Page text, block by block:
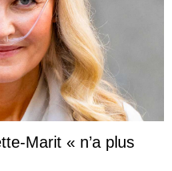
Marit « n’a plus